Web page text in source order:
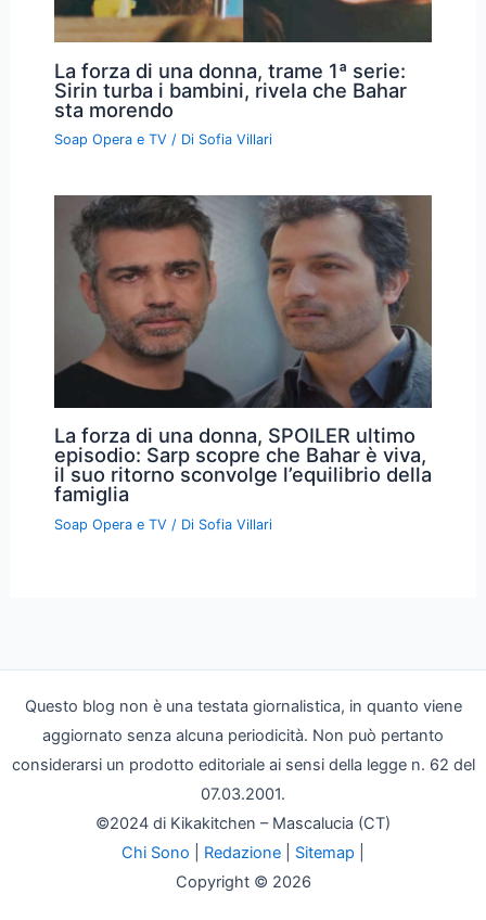
La forza di una donna, trame 1ª serie:
Sirin turba i bambini, rivela che Bahar
sta morendo
Soap Opera e TV / Di Sofia Villari
La forza di una donna, SPOILER ultimo
episodio: Sarp scopre che Bahar è viva,
il suo ritorno sconvolge l’equilibrio della
famiglia
Soap Opera e TV / Di Sofia Villari
Questo blog non è una testata giornalistica, in quanto viene
aggiornato senza alcuna periodicità. Non può pertanto
considerarsi un prodotto editoriale ai sensi della legge n. 62 del
07.03.2001.
©2024 di Kikakitchen – Mascalucia (CT)
Chi Sono
Redazione Sitemap
Copyright © 2026